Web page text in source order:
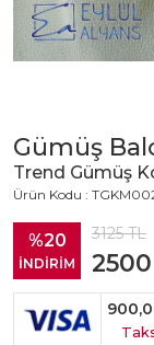
Gümüş
Trend Gümüş
Ürün Kodu :
%20
İNDİRİM
3125TL
2500